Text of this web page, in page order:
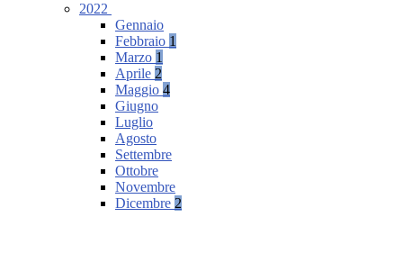
2022
Gennaio
Febbraio 1
Marzo 1
Aprile 2
Maggio 4
Giugno
Luglio
Agosto
Settembre
Ottobre
Novembre
Dicembre 2